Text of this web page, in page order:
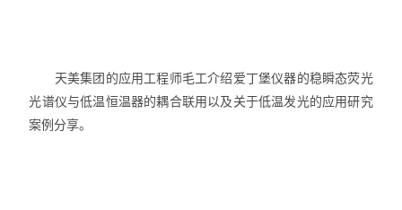
天美集团的应用工程师毛工介绍爱丁堡仪器的稳瞬态荧光
光谱仪与低温恒温器的耦合联用以及关于低温发光的应用研究
案例分享。